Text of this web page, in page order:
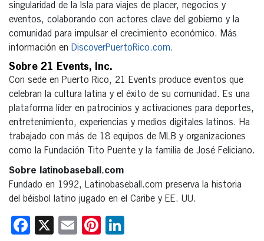
singularidad de la Isla para viajes de placer, negocios y
eventos, colaborando con actores clave del gobierno y la
comunidad para impulsar el crecimiento económico. Más
información en DiscoverPuertoRico.com.
Sobre 21 Events, Inc.
Con sede en Puerto Rico, 21 Events produce eventos que
celebran la cultura latina y el éxito de su comunidad. Es una
plataforma líder en patrocinios y activaciones para deportes,
entretenimiento, experiencias y medios digitales latinos. Ha
trabajado con más de 18 equipos de MLB y organizaciones
como la Fundación Tito Puente y la familia de José Feliciano.
Sobre latinobaseball.com
Fundado en 1992, Latinobaseball.com preserva la historia
del béisbol latino jugado en el Caribe y EE. UU.
Facebook
X EmailPinterest